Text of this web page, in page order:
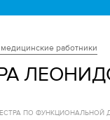
работники
ПО ФУНКЦИОНАЛЬНОЙ